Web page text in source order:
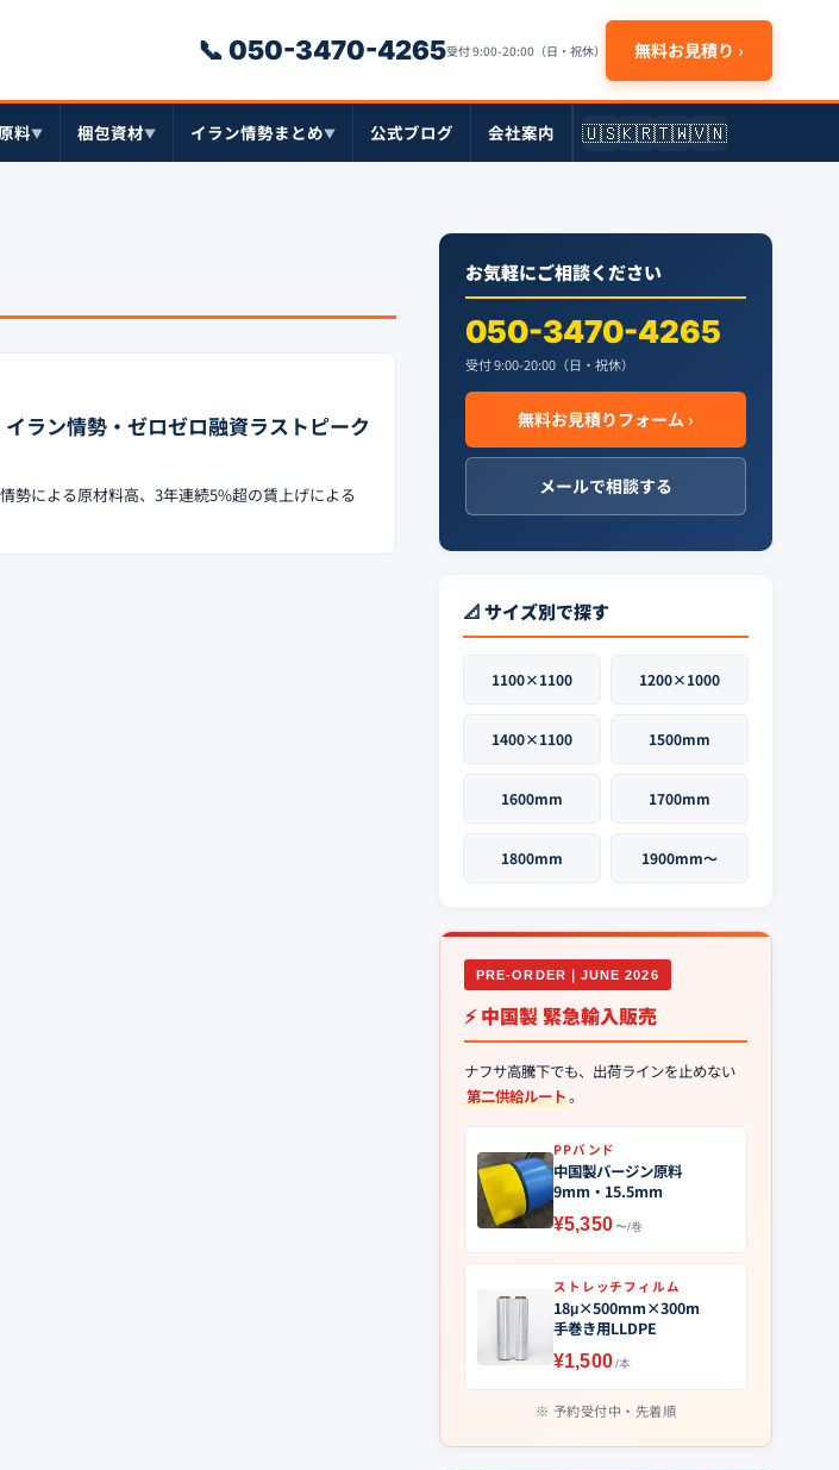
📞 050-3470-4265受付 9:00-20:00（日・祝休） 無料お見積り ›
料▼ 梱包資材▼ イラン情勢まとめ▼ 公式ブログ 会社案内 🇺🇸🇰🇷🇹🇼🇻🇳
ラン情勢・ゼロゼロ融資ラストピーク
勢による原材料高、3年連続5%超の賃上げによる
お気軽にご相談ください
050-3470-4265
受付 9:00-20:00（日・祝休）
無料お見積りフォーム ›
メールで相談する
📐 サイズ別で探す
1100×1100 1200×1000
1400×1100 1500mm
1600mm 1700mm
1800mm 1900mm〜
PRE-ORDER｜JUNE 2026
⚡ 中国製 緊急輸入販売
ナフサ高騰下でも、出荷ラインを止めない
第二供給ルート。
PPバンド
中国製バージン原料
9mm・15.5mm
¥5,350〜/巻
ストレッチフィルム
18μ×500mm×300m
手巻き用LLDPE
¥1,500/本
予約受付中・先着順